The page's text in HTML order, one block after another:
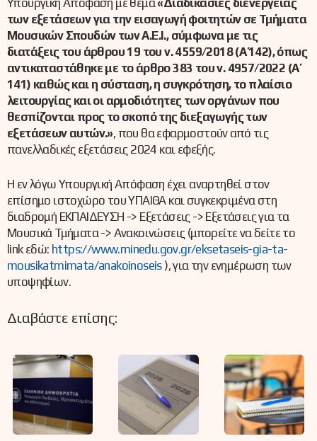
Υπουργική Απόφαση με θέμα«Διαδικασίες διενέργειας
των εξετάσεων για την εισαγωγή φοιτητών σε Τμήματα
Μουσικών Σπουδών των Α.Ε.Ι., σύμφωνα με τις
διατάξεις του άρθρου 19 του ν. 4559/2018 (Α΄ 142), όπως
αντικαταστάθηκε με το άρθρο 383 του ν. 4957/2022 (Α΄
141) καθώς και η σύσταση, η συγκρότηση, το πλαίσιο
λειτουργίας και οι αρμοδιότητες των οργάνων που
θεσπίζονται προς το σκοπό της διεξαγωγής των
εξετάσεων αυτών.», που θα εφαρμοστούν από τις
πανελλαδικές εξετάσεις 2024 και εφεξής.
Η εν λόγω Υπουργική Απόφαση έχει αναρτηθεί στον
επίσημο ιστοχώρο του ΥΠΑΙΘΑ και συγκεκριμένα στη
διαδρομή ΕΚΠΑΙΔΕΥΣΗ -> Εξετάσεις -> Εξετάσεις για τα
Μουσικά Τμήματα -> Ανακοινώσεις (μπορείτε να δείτε το
link εδώ: https://www.minedu.gov.gr/eksetaseis-gia-ta-
mousikatmimata/anakoinoseis), για την ενημέρωση των
υποψηφίων.
Διαβάστε επίσης: